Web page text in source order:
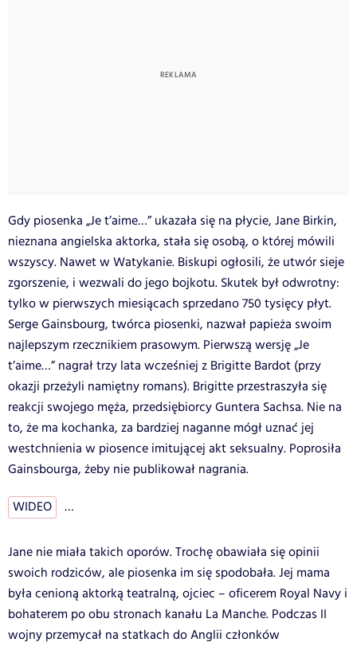
Gdy piosenka „Je t’aime…” ukazała się na płycie, Jane Birkin,
nieznana angielska aktorka, stała się osobą, o której mówili
wszyscy. Nawet w Watykanie. Biskupi ogłosili, że utwór sieje
zgorszenie, i wezwali do jego bojkotu. Skutek był odwrotny:
tylko w pierwszych miesiącach sprzedano 750 tysięcy płyt.
Serge Gainsbourg, twórca piosenki, nazwał papieża swoim
najlepszym rzecznikiem prasowym. Pierwszą wersję „Je
t’aime…” nagrał trzy lata wcześniej z Brigitte Bardot (przy
okazji przeżyli namiętny romans). Brigitte przestraszyła się
reakcji swojego męża, przedsiębiorcy Guntera Sachsa. Nie na
to, że ma kochanka, za bardziej naganne mógł uznać jej
westchnienia w piosence imitującej akt seksualny. Poprosiła
Gainsbourga, żeby nie publikował nagrania.
WIDEO …
Jane nie miała takich oporów. Trochę obawiała się opinii
swoich rodziców, ale piosenka im się spodobała. Jej mama
była cenioną aktorką teatralną, ojciec – oficerem Royal Navy i
bohaterem po obu stronach kanału La Manche. Podczas II
wojny przemycał na statkach do Anglii członków